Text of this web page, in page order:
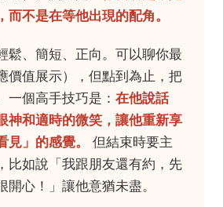
而不是在等他出現的配角。
鬆、簡短、正向。可以聊你最
價值展示），但點到為止，把
一個高手技巧是： 在他說話
神和適時的微笑，讓他重新享
見」的感覺。
但結束時要主
比如說「我跟朋友還有約，先
開心！」讓他意猶未盡。